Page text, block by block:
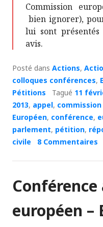
Commission
bien ignorer),
lui sont
avis.
Posté dans Actions,
colloques conférences,
Pétitions
Tagué 11
2013, appel,
Européen, conférence,
parlement, pétition,
civile
8 Commentaires
européen –